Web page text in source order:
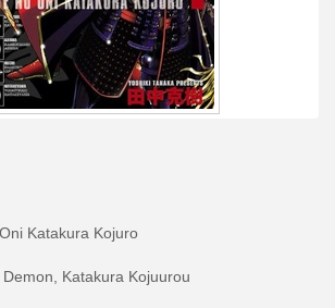
Katakura Kojuro
Katakura Kojuurou